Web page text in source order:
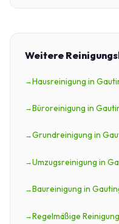
Weitere
Hausreinigung in
Büroreinigung in
Grundreinigung in
Umzugsreinigung in
Baureinigung in
Regelmäßige